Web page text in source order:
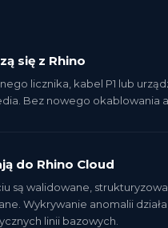
się z Rhino
licznika, kabel P1 lub
Bez nowego okablowania
do Rhino Cloud
są walidowane,
Wykrywanie anomalii
linii bazowych.